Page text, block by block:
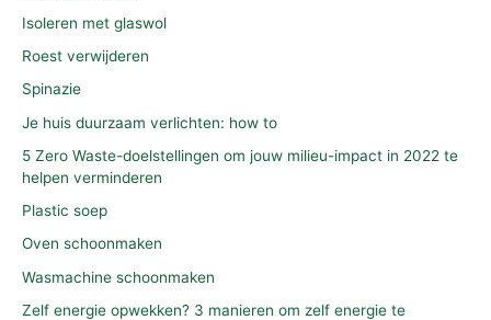
Isoleren met glaswol
Roest verwijderen
Spinazie
Je huis duurzaam verlichten: how to
5 Zero Waste-doelstellingen om jouw milieu-impact in 2022 te
helpen verminderen
Plastic soep
Oven schoonmaken
Wasmachine schoonmaken
Zelf energie opwekken? 3 manieren om zelf energie te